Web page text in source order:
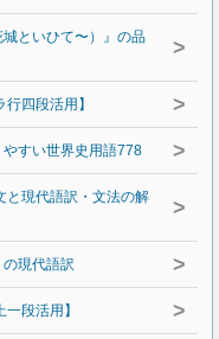
といひて〜）』の品
>
四段活用】 >
すい世界史用語778 >
と現代語訳・文法の解
>
の現代語訳 >
段活用】 >